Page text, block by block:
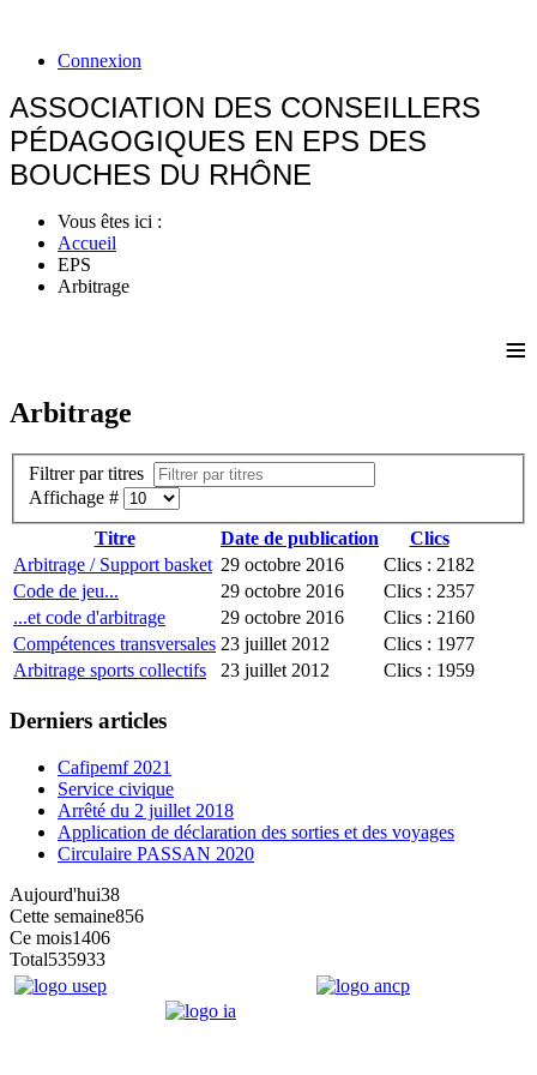
Connexion
ASSOCIATION DES CONSEILLERS
PÉDAGOGIQUES EN EPS DES
BOUCHES DU RHÔNE
Vous êtes ici :
Accueil
EPS
Arbitrage
≡
Arbitrage
Filtrer par titres
Affichage #
Titre
Date de publication
Clics
Arbitrage / Support basket 29 octobre 2016
Clics : 2182
Code de jeu...
29 octobre 2016
Clics : 2357
...et code d'arbitrage
29 octobre 2016
Clics : 2160
Compétences transversales 23 juillet 2012
Clics : 1977
Arbitrage sports collectifs
23 juillet 2012 Clics : 1959
Derniers articles
Cafipemf 2021
Service civique
Arrêté du 2 juillet 2018
Application de déclaration des sorties et des voyages
Circulaire PASSAN 2020
Aujourd'hui38
Cette semaine856
Ce mois1406
Total535933